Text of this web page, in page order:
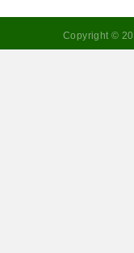
Copyright ©